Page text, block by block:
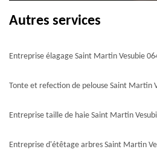
Autres services
Entreprise élagage Saint Martin Vesubie
Tonte et refection de pelouse Saint Martin
Entreprise taille de haie Saint Martin
Entreprise d'étêtage arbres Saint Martin